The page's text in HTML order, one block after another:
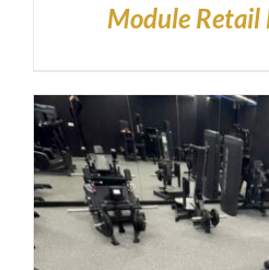
Module Retail